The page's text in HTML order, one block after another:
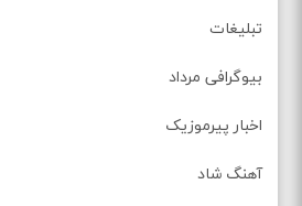
تبلیغات
بیوگرافی مرداد
اخبار پیرموزیک
آهنگ شاد